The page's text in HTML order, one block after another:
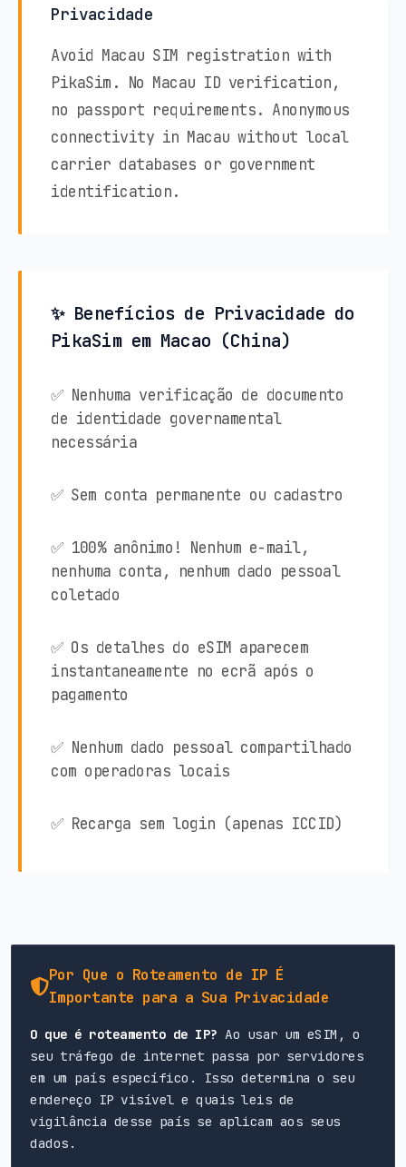
Privacidade
Avoid Macau SIM registration with
PikaSim. No Macau ID verification,
no passport requirements. Anonymous
connectivity in Macau without local
carrier databases or government
identification.
✨ Benefícios de Privacidade do
PikaSim em Macao (China)
✅ Nenhuma verificação de documento
de identidade governamental
necessária
✅ Sem conta permanente ou cadastro
✅ 100% anônimo! Nenhum e-mail,
nenhuma conta, nenhum dado pessoal
coletado
✅ Os detalhes do eSIM aparecem
instantaneamente no ecrã após o
pagamento
✅ Nenhum dado pessoal compartilhado
com operadoras locais
✅ Recarga sem login (apenas ICCID)
Por Que o Roteamento de IP É
Importante para a Sua Privacidade
O que é roteamento de IP? Ao usar um eSIM, o
seu tráfego de internet passa por servidores
em um país específico. Isso determina o seu
endereço IP visível e quais leis de
vigilância desse país se aplicam aos seus
dados.